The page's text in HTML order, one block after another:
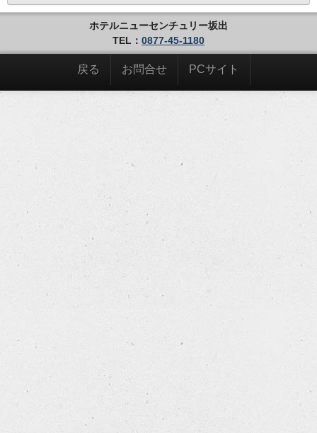
ホテルニューセンチュリー坂出
TEL： 0877-45-1180
戻る お問合せ PCサイト